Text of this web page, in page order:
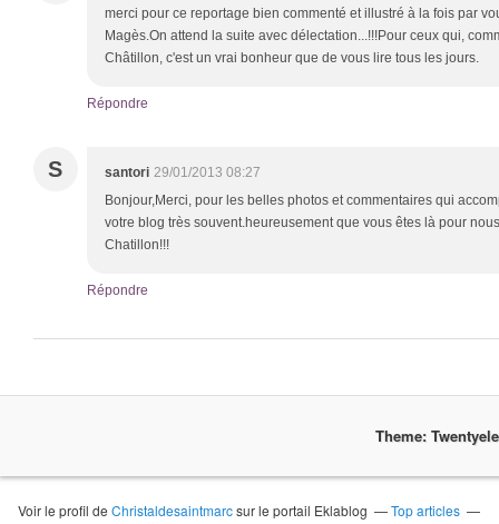
merci pour ce reportage bien commenté et illustré à la fois par
Magès.On attend la suite avec délectation...!!!Pour ceux qui,
Châtillon, c'est un vrai bonheur que de vous lire tous les jours.
Répondre
S santori 29/01/2013 08:27
Bonjour,Merci, pour les belles photos et commentaires qui
votre blog très souvent.heureusement que vous êtes là pour
Chatillon!!!
Répondre
Theme:
Voir le profil deChristaldesaintmarcsur le portail Eklablog
Top articles